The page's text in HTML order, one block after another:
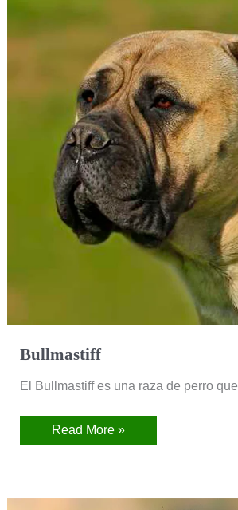
Bullmastiff
El Bullmastiff es una raza de perro que
Read More »